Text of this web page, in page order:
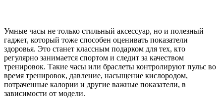
Умные часы не только стильный аксессуар, но и полезный
гаджет, который тоже способен оценивать показатели
здоровья. Это станет классным подарком для тех, кто
регулярно занимается спортом и следит за качеством
тренировок. Такие часы или браслеты контролируют пульс во
время тренировок, давление, насыщение кислородом,
потраченные калории и другие важные показатели, в
зависимости от модели.